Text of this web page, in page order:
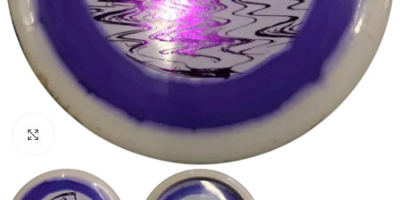
Klikkaa suuremmaksi